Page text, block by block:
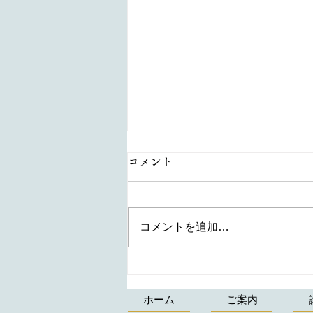
品】折形、水引カルチャー俱
コメント
コメントを追加…
ホーム ご案内